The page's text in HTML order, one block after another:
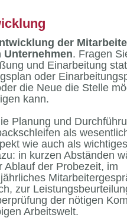
der
Unternehmen. Fragen
und Einarbeitung
oder
die Neue die Stelle
kann.
Planung und
als
wie auch als wichtiges
in kurzen Abständen
Ablauf der Probezeit, im
zur
der nötigen
Arbeitswelt.